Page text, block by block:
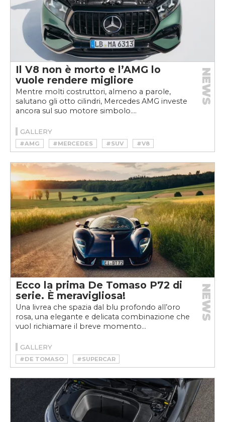
Il V8 non è morto e l’AMG lo
vuole rendere migliore
Mentre molti costruttori, almeno a parole,
salutano gli otto cilindri, Mercedes AMG investe
ancora sul suo motore simbolo....
NEWS
GALLERY
#AMG #MERCEDES #SUV #V8
Ecco la prima De Tomaso P72 di
serie. È meravigliosa!
Una livrea che spazia dal blu profondo all’oro
rosa, una elegante e delicata combinazione che
vuol richiamare il breve momento...
NEWS
GALLERY
#DE TOMASO #SUPERCAR